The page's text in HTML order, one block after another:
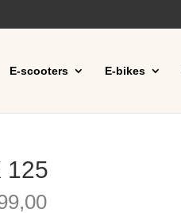
E-scooters E-bikes
125